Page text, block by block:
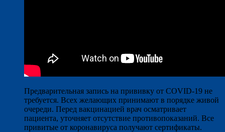
Предварительная запись на прививку от COVID-19 не
требуется. Всех желающих принимают в порядке живой
очереди. Перед вакцинацией врач осматривает
пациента, уточняет отсутствие противопоказаний. Все
привитые от коронавируса получают сертификаты.